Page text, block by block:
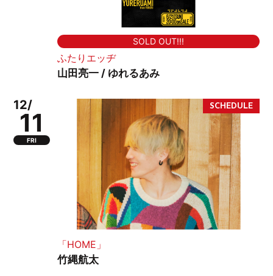
SOLD OUT!!!
ふたりエッヂ
山田亮一 / ゆれるあみ
12/
11
FRI
「HOME」
竹縄航太